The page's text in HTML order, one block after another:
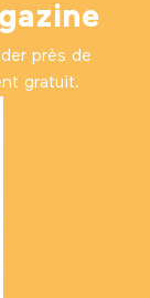
près de
gratuit.